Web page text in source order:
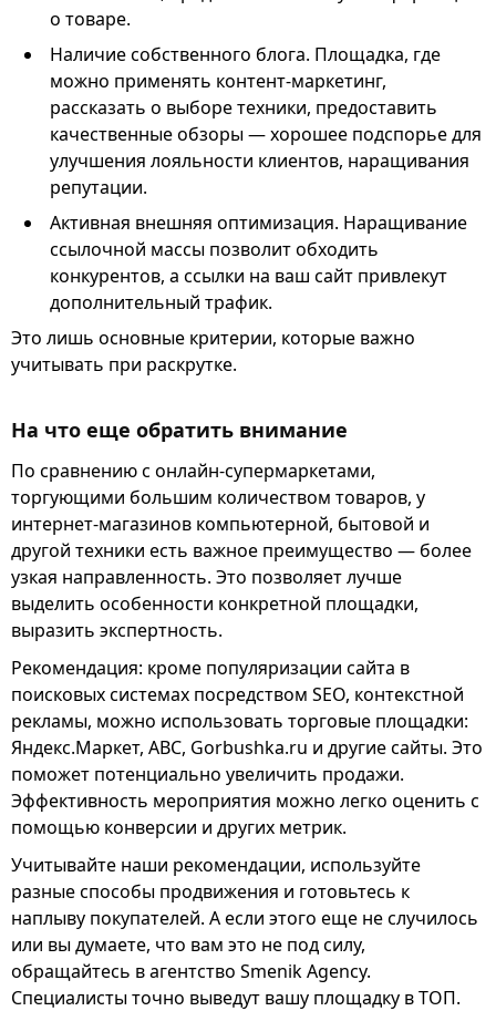
о товаре.
Наличие собственного блога. Площадка, где
можно применять контент-маркетинг,
рассказать о выборе техники, предоставить
качественные обзоры — хорошее подспорье для
улучшения лояльности клиентов, наращивания
репутации.
Активная внешняя оптимизация. Наращивание
ссылочной массы позволит обходить
конкурентов, а ссылки на ваш сайт привлекут
дополнительный трафик.
Это лишь основные критерии, которые важно
учитывать при раскрутке.
На что еще обратить внимание
По сравнению с онлайн-супермаркетами,
торгующими большим количеством товаров, у
интернет-магазинов компьютерной, бытовой и
другой техники есть важное преимущество — более
узкая направленность. Это позволяет лучше
выделить особенности конкретной площадки,
выразить экспертность.
Рекомендация: кроме популяризации сайта в
поисковых системах посредством SEO, контекстной
рекламы, можно использовать торговые площадки:
Яндекс.Маркет, АВС, Gorbushka.ru и другие сайты. Это
поможет потенциально увеличить продажи.
Эффективность мероприятия можно легко оценить с
помощью конверсии и других метрик.
Учитывайте наши рекомендации, используйте
разные способы продвижения и готовьтесь к
наплыву покупателей. А если этого еще не случилось
или вы думаете, что вам это не под силу,
обращайтесь в агентство Smenik Agency.
Специалисты точно выведут вашу площадку в ТОП.